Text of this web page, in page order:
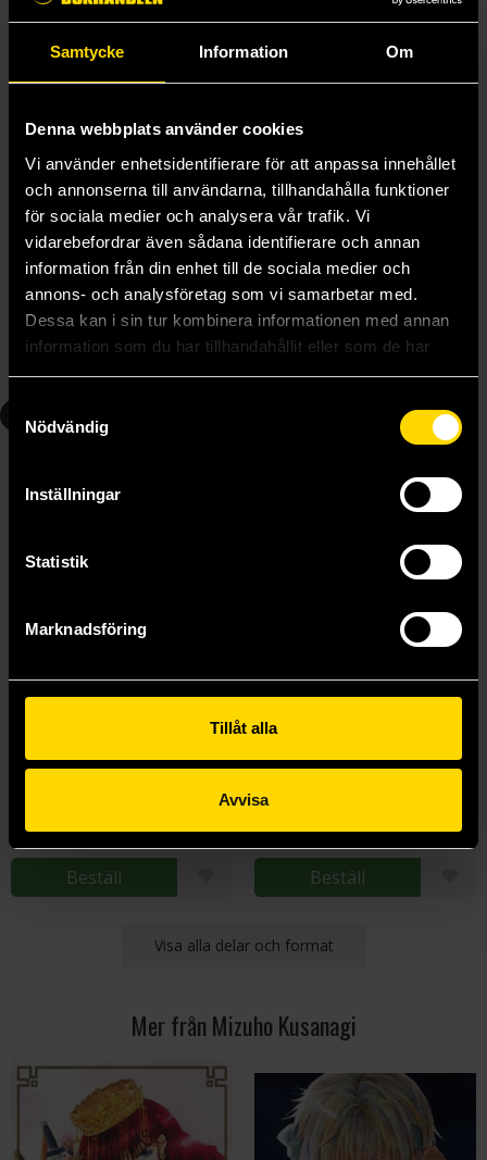
Samtycke Information Om
Denna webbplats använder cookies
Vi använder enhetsidentifierare för att anpassa innehållet
och annonserna till användarna, tillhandahålla funktioner
för sociala medier och analysera vår trafik. Vi
vidarebefordrar även sådana identifierare och annan
information från din enhet till de sociala medier och
annons- och analysföretag som vi samarbetar med.
Dessa kan i sin tur kombinera informationen med annan
information som du har tillhandahållit eller som de har
samlat in när du har använt deras tjänster.
Samtyckesval
Nödvändig
Inställningar
Statistik
Marknadsföring
Tillåt alla
Avvisa
Yona of the Dawn Vol 3
Mizuho Kusanagi
139 kr
Beställ
Yona of the Dawn Vol 4
Mizuho Kusanagi
139 kr
Beställ
Yona of the Dawn Vol 5
Längre leveranstid
Beställ
Yona of the Dawn Vol 6
139 kr
Beställ
Visa alla delar och format
Mer från Mizuho Kusanagi